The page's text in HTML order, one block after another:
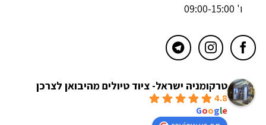
ו' 09:00-15:00
טרקומניה ישראל- ציוד טיולים מהיבואן לצרכן
4.8
Google